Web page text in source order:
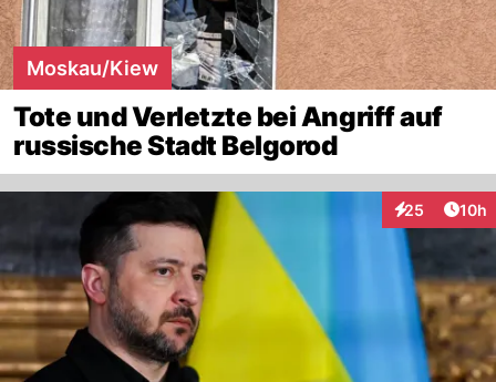
Moskau/Kiew
Tote und Verletzte bei Angriff auf
russische Stadt Belgorod
25
Interaktionen
10h